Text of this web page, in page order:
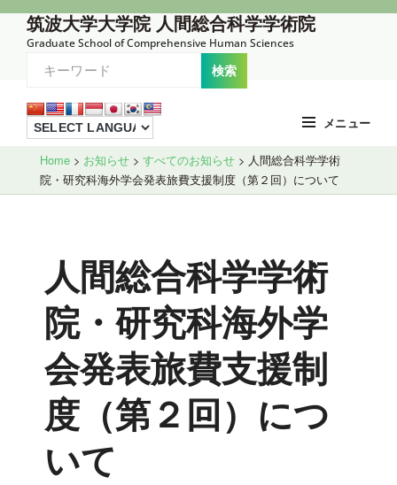
コ
筑波大学大学院 人間総合科学学術院
Graduate School of Comprehensive Human Sciences
メニュー
Overlay
Home > お知らせ > すべてのお知らせ > 人間総合科学学術
院・研究科海外学会発表旅費支援制度（第２回）について
人間総合科学学術
院・研究科海外学
会発表旅費支援制
度（第２回）につ
いて